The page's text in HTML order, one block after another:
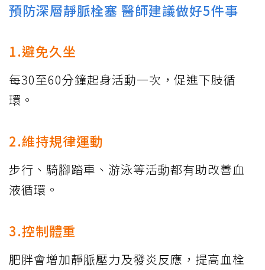
預防深層靜脈栓塞 醫師建議做好5件事
1.避免久坐
每30至60分鐘起身活動一次，促進下肢循
環。
2.維持規律運動
步行、騎腳踏車、游泳等活動都有助改善血
液循環。
3.控制體重
肥胖會增加靜脈壓力及發炎反應，提高血栓